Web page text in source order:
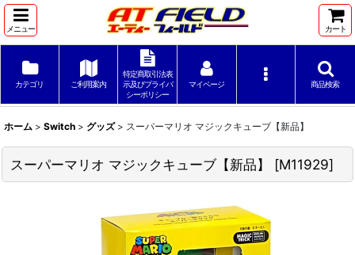
メニュー カート
カテゴリ ご利用案内
特定商取引法表
示及びプライバ
シーポリシー
マイページ 商品検索
ホーム > Switch > グッズ > スーパーマリオ マジックキューブ【新品】
スーパーマリオ マジックキューブ【新品】 [M11929]